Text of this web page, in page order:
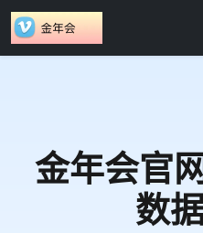
金年会官
数